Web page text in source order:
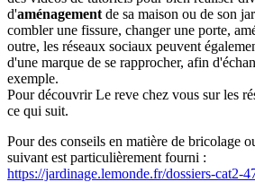
d'aménagement de sa maison ou de son
combler une fissure, changer une porte,
outre, les réseaux sociaux peuvent
d'une marque de se rapprocher, afin
exemple.
Pour découvrir Le reve chez vous sur les
ce qui suit.
Pour des conseils en matière de bricolage
suivant est particulièrement fourni :
https://jardinage.lemonde.fr/dossiers-cat2-